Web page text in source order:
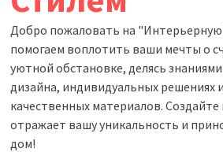
Добро пожаловать на
помогаем воплотить ваши мечты о
уютной обстановке, делясь
дизайна, индивидуальных решениях
качественных материалов.
отражает вашу уникальность и
дом!